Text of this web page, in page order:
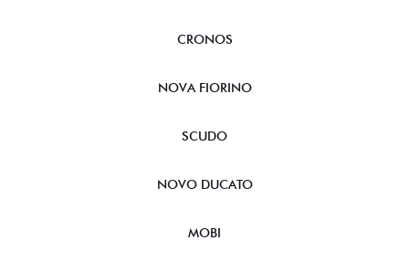
CRONOS
NOVA FIORINO
SCUDO
NOVO DUCATO
MOBI